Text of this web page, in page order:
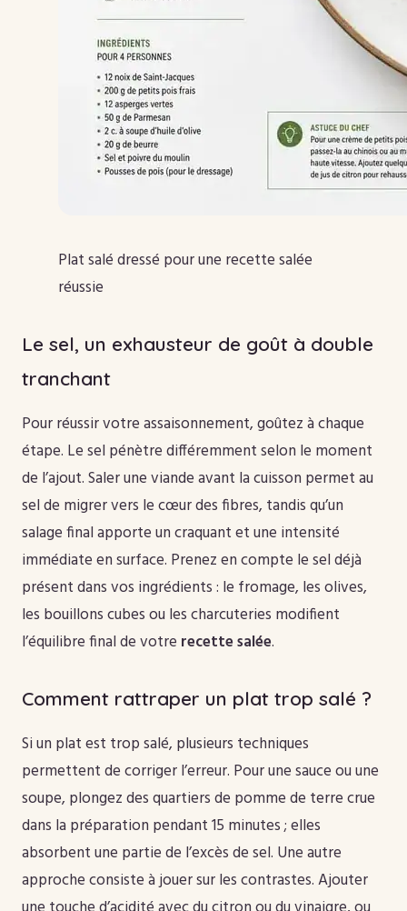
Plat salé dressé pour une recette salée
réussie
Le sel, un exhausteur de goût à double
tranchant
Pour réussir votre assaisonnement, goûtez à chaque
étape. Le sel pénètre différemment selon le moment
de l’ajout. Saler une viande avant la cuisson permet au
sel de migrer vers le cœur des fibres, tandis qu’un
salage final apporte un craquant et une intensité
immédiate en surface. Prenez en compte le sel déjà
présent dans vos ingrédients : le fromage, les olives,
les bouillons cubes ou les charcuteries modifient
l’équilibre final de votre recette salée.
Comment rattraper un plat trop salé ?
Si un plat est trop salé, plusieurs techniques
permettent de corriger l’erreur. Pour une sauce ou une
soupe, plongez des quartiers de pomme de terre crue
dans la préparation pendant 15 minutes ; elles
absorbent une partie de l’excès de sel. Une autre
approche consiste à jouer sur les contrastes. Ajouter